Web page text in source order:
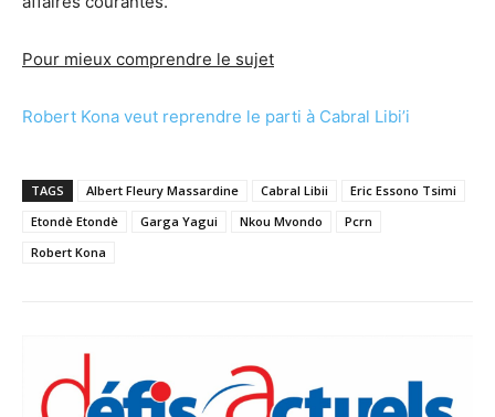
Pour mieux comprendre le sujet
Robert Kona veut reprendre le parti à Cabral Libi’i
TAGS Albert Fleury Massardine Cabral Libii
Eric Essono Tsimi
Etondè Etondè
Garga Yagui Nkou Mvondo
Pcrn
Robert Kona